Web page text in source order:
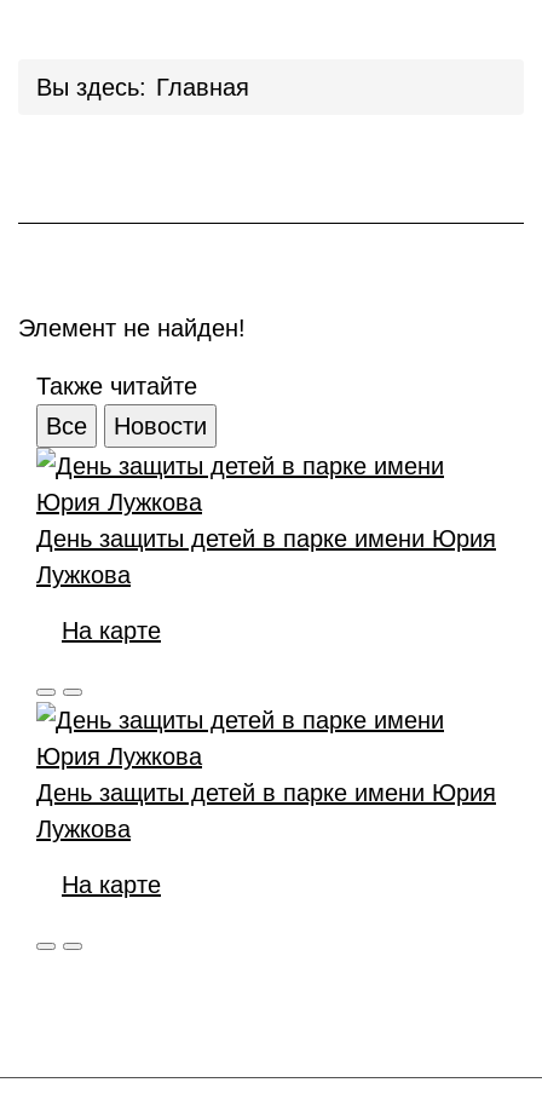
Вы здесь: Главная
Элемент не найден!
Также читайте
Все
Новости
День защиты детей в парке имени Юрия
Лужкова
На карте
День защиты детей в парке имени Юрия
Лужкова
На карте